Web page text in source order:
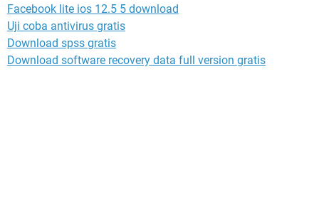
Facebook lite ios 12.5 5 download
Uji coba antivirus gratis
Download spss gratis
Download software recovery data full version gratis